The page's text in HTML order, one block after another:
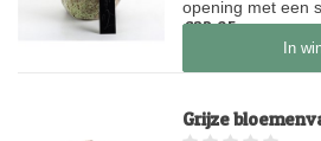
opening met een
€23,95
Op voorraadIn
Grijze